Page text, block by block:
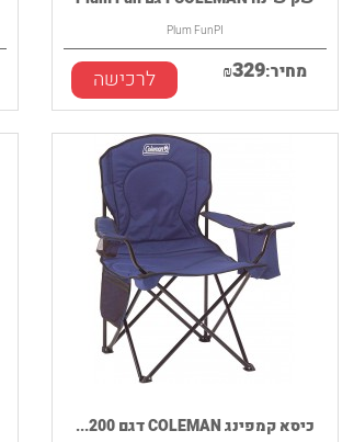
Plum FunPI
מחיר: ₪329 לרכישה
כיסא קמפינג COLEMAN דגם 200...